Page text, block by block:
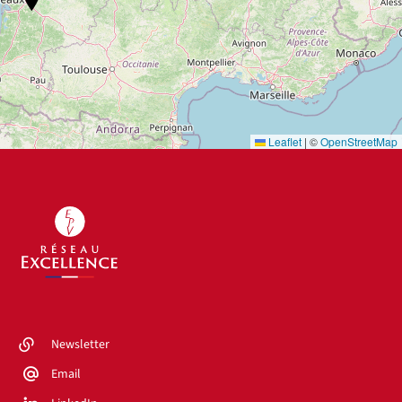
Leaflet | ©OpenStreetMap
Newsletter
Email